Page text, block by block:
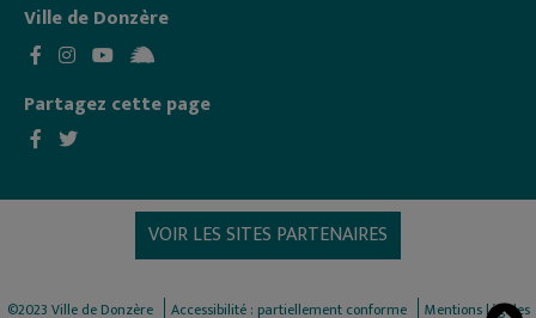
Ville de Donzère
Partagez cette page
VOIR LES SITES PARTENAIRES
©2023 Ville de Donzère Accessibilité : partiellement conforme Mentions légales